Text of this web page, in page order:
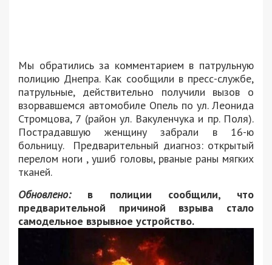
Мы обратились за комментарием в патрульную
полицию Днепра. Как сообщили в пресс-службе,
патрульные, действительно получили вызов о
взорвавшемся автомобиле Опель по ул. Леонида
Стромцова, 7 (район ул. Вакуленчука и пр. Поля).
Пострадавшую женщину забрали в 16-ю
больницу. Предварительный диагноз: открытый
перелом ноги , ушиб головы, рваные раны мягких
тканей.
Обновлено: в полиции сообщили, что
предварительной причиной взрыва стало
самодельное взрывное устройство.